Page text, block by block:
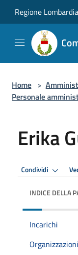
Regione Lombardia
Home >
Personale
Erika
Condividi
INDICE DELLA
Incarichi
Organizzazioni